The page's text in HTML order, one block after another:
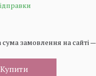
замовлення на сайті —
Купити